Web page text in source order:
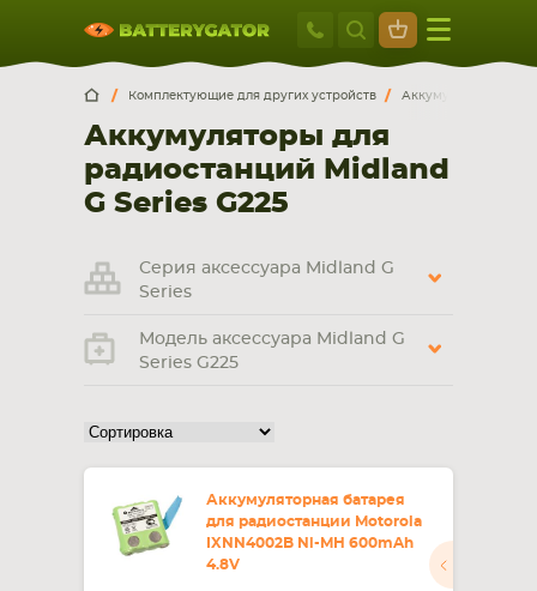
Москва
+7 495 414
Москва
г. Москва, ул. Ткацкая, 5с3 (м. Семеновская)
5 мин. ходьбы от ст.м. “Семеновская”
+7 495 414 28 59
9:00-21:00
смартфона, планшета
Комплектующие для других устройств Аккумуляторы для
Аккумуляторы для
радиостанций Midland
G Series G225
Серия аксессуара Midland G
Series
Модель аксессуара Midland G
Series G225
Аккумуляторная батарея
для радиостанции Motorola
IXNN4002B Ni-MH 600mAh
4.8V